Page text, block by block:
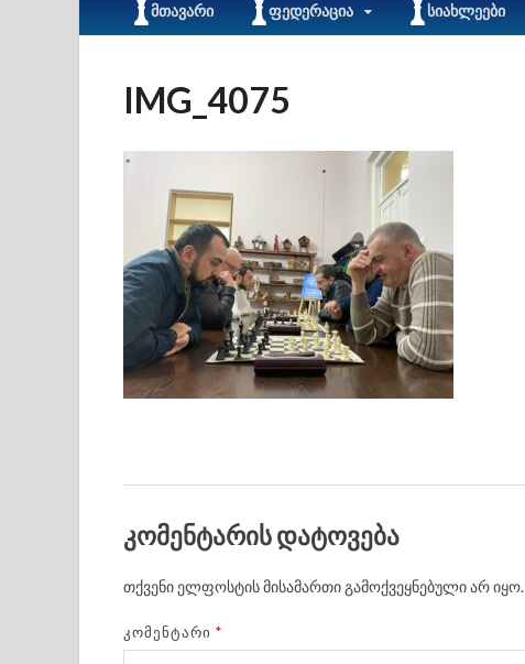
ᲛᲗᲐᲕᲐᲠᲘ ᲤᲔᲓᲔᲠᲐᲪᲘᲐ ᲡᲘᲐᲮᲚᲔᲔᲑᲘ
IMG_4075
კომენტარის დატოვება
თქვენი ელფოსტის მისამართი გამოქვეყნებული არ იყო.
ᲙᲝᲛᲔᲜᲢᲐᲠᲘ*